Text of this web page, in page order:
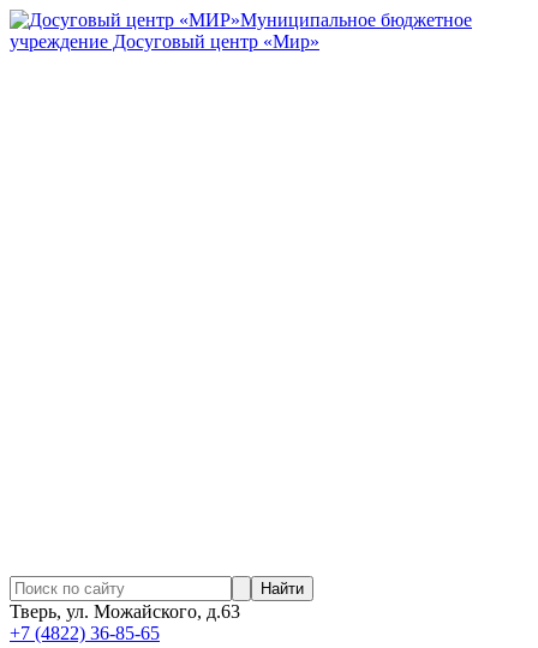
Муниципальное бюджетное
учреждение Досуговый центр «Мир»
Найти
Тверь, ул. Можайского, д.63
+7 (4822) 36-85-65